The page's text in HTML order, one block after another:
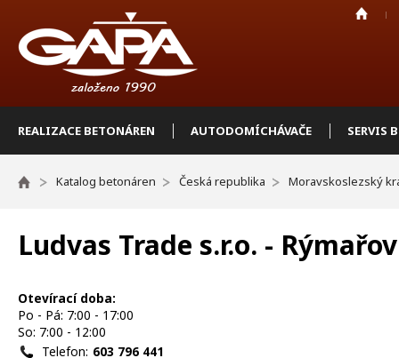
REALIZACE BETONÁREN AUTODOMÍCHÁVAČE SERVIS
Katalog betonáren Česká republika Moravskoslezský
Ludvas Trade s.r.o. - Rýmařov
Otevírací doba:
Po - Pá: 7:00 - 17:00
So: 7:00 - 12:00
Telefon: 603 796 441